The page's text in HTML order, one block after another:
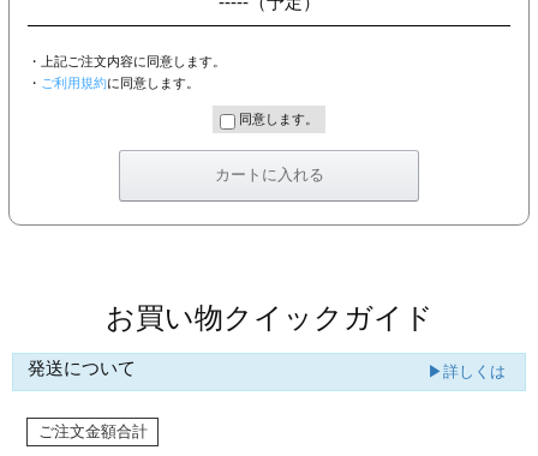
・上記ご注文内容に同意します。
・ ご利用規約に同意します。
同意します。
お買い物クイックガイド
発送について ▶詳しくは
ご注文金額合計